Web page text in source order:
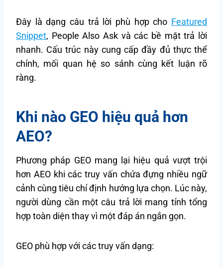
Đây là dạng câu trả lời phù hợp cho Featured
Snippet, People Also Ask và các bề mặt trả lời
nhanh. Cấu trúc này cung cấp đầy đủ thực thể
chính, mối quan hệ so sánh cùng kết luận rõ
ràng.
Khi nào GEO hiệu quả hơn
AEO?
Phương pháp GEO mang lại hiệu quả vượt trội
hơn AEO khi các truy vấn chứa đựng nhiều ngữ
cảnh cùng tiêu chí định hướng lựa chọn. Lúc này,
người dùng cần một câu trả lời mang tính tổng
hợp toàn diện thay vì một đáp án ngắn gọn.
GEO phù hợp với các truy vấn dạng: